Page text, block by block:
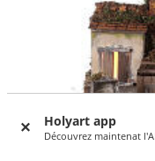
Holyart app
Découvrez maintenat